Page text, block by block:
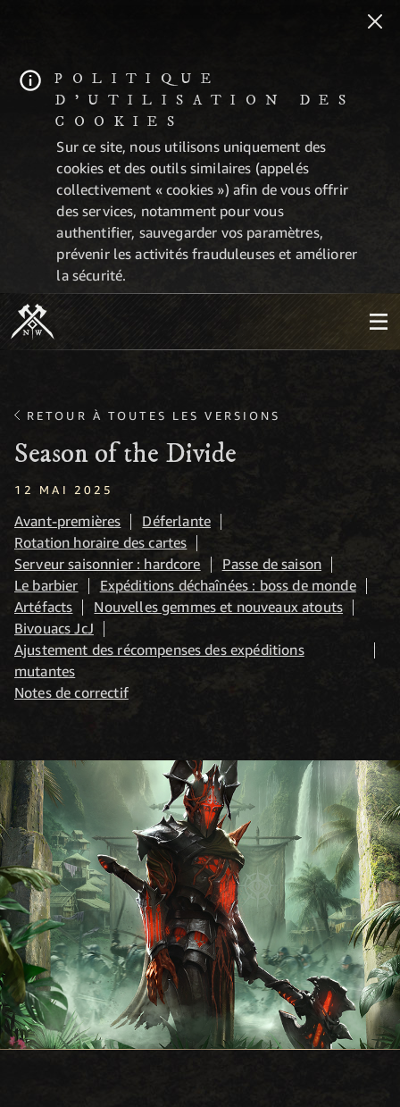
POLITIQUE
D'UTILISATION DES
COOKIES
Sur ce site, nous utilisons uniquement des
cookies et des outils similaires (appelés
collectivement « cookies ») afin de vous offrir
des services, notamment pour vous
authentifier, sauvegarder vos paramètres,
prévenir les activités frauduleuses et améliorer
la sécurité.
RETOUR À TOUTES LES VERSIONS
Season of the Divide
12 MAI 2025
Avant-premières
Déferlante
Rotation horaire des cartes
Serveur saisonnier : hardcore
Passe de saison
Le barbier
Expéditions déchaînées : boss de monde
Artéfacts
Nouvelles gemmes et nouveaux atouts
Bivouacs JcJ
Ajustement des récompenses des expéditions
mutantes
Notes de correctif